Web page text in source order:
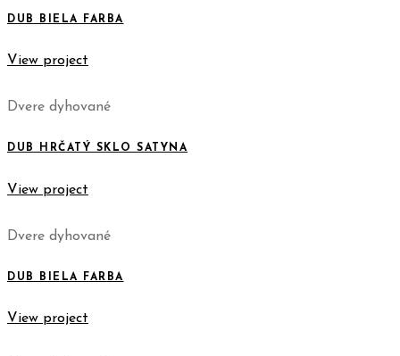
DUB BIELA FARBA
View project
Dvere dyhované
DUB HRČATÝ SKLO SATYNA
View project
Dvere dyhované
DUB BIELA FARBA
View project